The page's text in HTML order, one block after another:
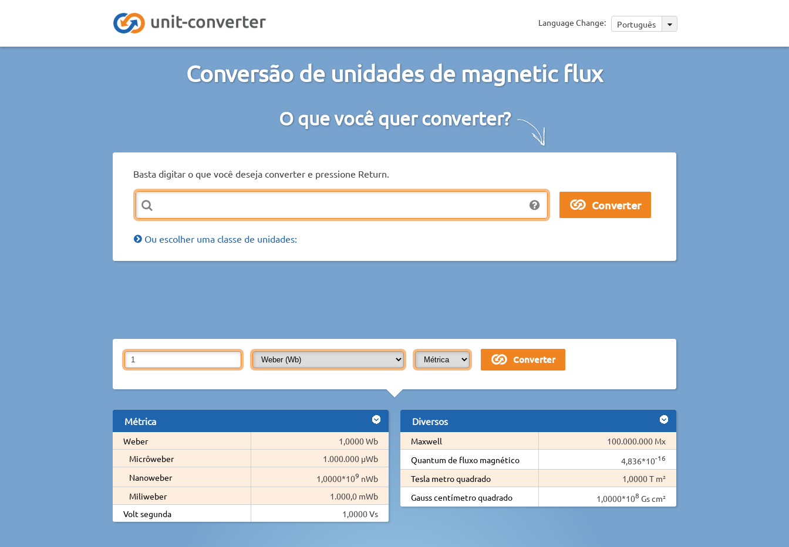
Language Change: Português
Conversão de unidades de magnetic flux
O que você quer converter?
Basta digitar o que você deseja converter e pressione Return.
Ou escolher uma classe de unidades:
Métrica
Weber
1,0000 Wb
Micrôweber
1.000.000 µWb
Nanoweber
1,0000*109 nWb
Miliweber
1.000,0 mWb
Volt segunda
1,0000 Vs
Diversos
Maxwell
100.000.000 Mx
Quantum de fluxo magnético
4,836*10-16
Tesla metro quadrado
1,0000 T m²
Gauss centímetro quadrado
1,0000*108 Gs cm²